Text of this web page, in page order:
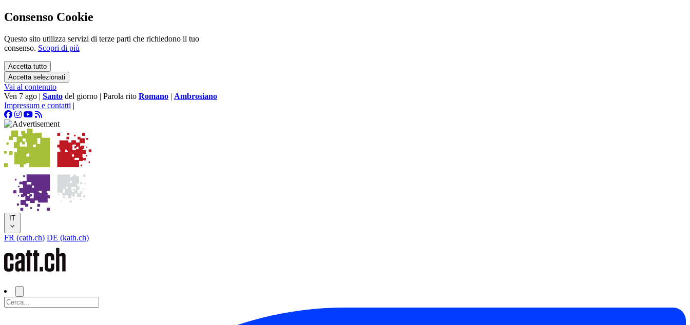
Consenso Cookie
Questo sito utilizza servizi di terze parti che richiedono il tuo
consenso. Scopri di più
Accetta tutto
Accetta selezionati
Vai al contenuto
Ven 7 ago | Santo del giorno | Parola rito Romano | Ambrosiano
Impressum e contatti |
IT
FR (cath.ch) DE (kath.ch)